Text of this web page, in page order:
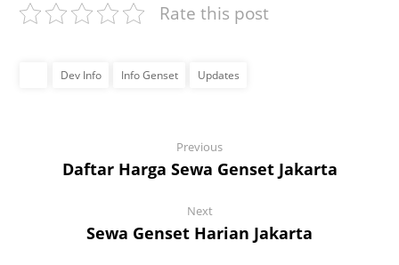
Rate this post
Dev Info Info Genset Updates
Previous
Daftar Harga Sewa Genset Jakarta
Next
Sewa Genset Harian Jakarta